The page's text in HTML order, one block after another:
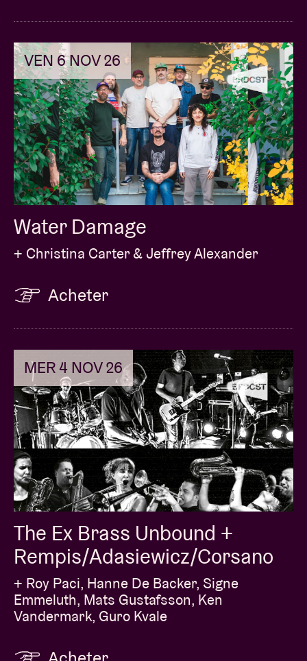
VEN 6 NOV 26
Water Damage
+ Christina Carter & Jeffrey Alexander
Acheter
MER 4 NOV 26
The Ex Brass Unbound +
Rempis/Adasiewicz/Corsano
+ Roy Paci, Hanne De Backer, Signe
Emmeluth, Mats Gustafsson, Ken
Vandermark, Guro Kvale